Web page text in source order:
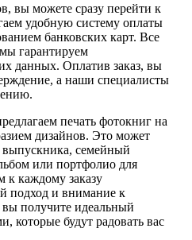
вы можете сразу перейти к
удобную систему оплаты
банковских карт. Все
гарантируем
данных. Оплатив заказ, вы
а наши специалисты
печать фотокниг на
дизайнов. Это может
семейный
или портфолио для
каждому заказу
подход и внимание к
вы получите идеальный
которые будут радовать вас